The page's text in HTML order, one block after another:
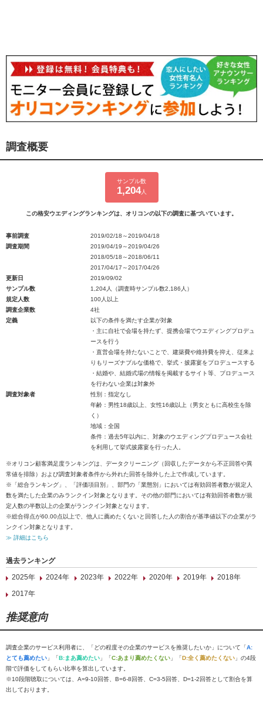
調査概要
サンプル数
1,204人
この格安ウエディングランキングは、オリコンの以下の調査に基づいています。
事前調査
2019/02/18～2019/04/18
調査期間
2019/04/19～2019/04/26
2018/05/18～2018/06/11
2017/04/17～2017/04/26
更新日
2019/09/02
サンプル数
1,204人（調査時サンプル数2,186人）
規定人数
100人以上
調査企業数
4社
定義
以下の条件を満たす企業が対象
・主に自社で会場を持たず、提携会場でウエディングプロデュ
ースを行う
・直営会場を持たないことで、建築費や維持費を抑え、従来よ
りもリーズナブルな価格で、挙式・披露宴をプロデュースする
・結婚や、結婚式場の情報を掲載するサイト等、プロデュース
を行わない企業は対象外
調査対象者
性別：指定なし
年齢：男性18歳以上、女性16歳以上（男女ともに高校生を除
く）
地域：全国
条件：過去5年以内に、対象のウエディングプロデュース会社
を利用して挙式披露宴を行った人。
※オリコン顧客満足度ランキングは、データクリーニング（回収したデータから不正回答や異
常値を排除）および調査対象者条件から外れた回答を除外した上で作成しています。
※「総合ランキング」、「評価項目別」、部門の「業態別」においては有効回答者数が規定人
数を満たした企業のみランクイン対象となります。その他の部門においては有効回答者数が規
定人数の半数以上の企業がランクイン対象となります。
※総合得点が60.00点以上で、他人に薦めたくないと回答した人の割合が基準値以下の企業がラ
ンクイン対象となります。
≫ 詳細はこちら
過去ランキング
2025年
2024年 2023年 2022年 2020年 2019年
2018年
2017年
推奨意向
調査企業のサービス利用者に、「どの程度その企業のサービスを推奨したいか」について「A:
とても薦めたい 」「B:まあ薦めたい 」「C:あまり薦めたくない 」「D:全く薦めたくない 」の4段
階で評価をしてもらい比率を算出しています。
※10段階聴取については、A=9-10回答、B=6-8回答、C=3-5回答、D=1-2回答として割合を算
出しております。